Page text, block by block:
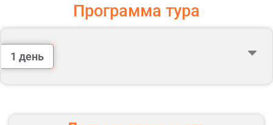
Программа тура
1 день
(первый вагон из центра). Сбор группы на парковке